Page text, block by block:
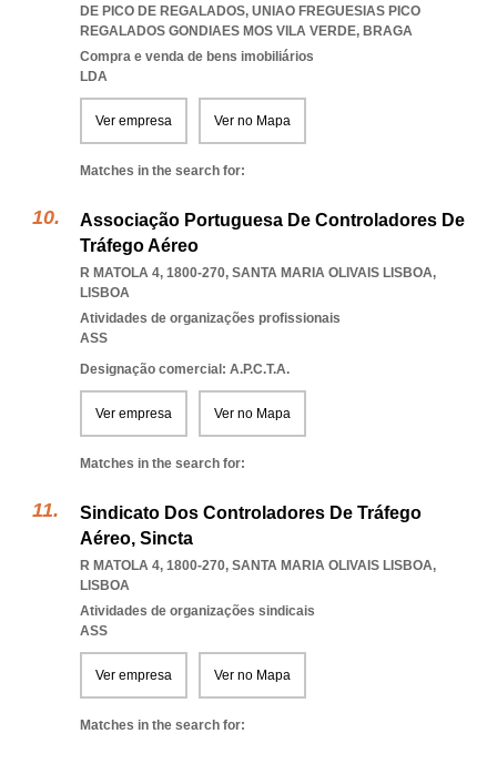
DE PICO DE REGALADOS, UNIAO FREGUESIAS PICO
REGALADOS GONDIAES MOS VILA VERDE, BRAGA
Compra e venda de bens imobiliários
LDA
Ver empresa Ver no Mapa
Matches in the search for:
Associação Portuguesa De Controladores De
Tráfego Aéreo
R MATOLA 4, 1800-270, SANTA MARIA OLIVAIS LISBOA,
LISBOA
Atividades de organizações profissionais
ASS
Designação comercial: A.P.C.T.A.
Ver empresa Ver no Mapa
Matches in the search for:
Sindicato Dos Controladores De Tráfego
Aéreo, Sincta
R MATOLA 4, 1800-270, SANTA MARIA OLIVAIS LISBOA,
LISBOA
Atividades de organizações sindicais
ASS
Ver empresa Ver no Mapa
Matches in the search for: